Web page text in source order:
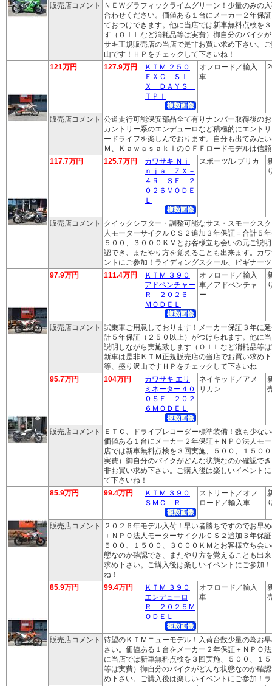
販売店コメント
ＮＥＷグラフィックライムグリーン！少量のみの
合わせください。価値ある１台にメーカー２年保
ておつけできます。他に当店では新車無料点検を
す（ＯＩＬなど消耗品等は実費）御自分のバイク
サキ正規販売店の当店で是非お買い求め下さい。
山です！ＨＰをチェックして下さいね！
121万円
127.9万円
ＫＴＭ ２５０
ＥＸＣ ＳＩ
Ｘ ＤＡＹＳ
ＴＰＩ
オフロード／輸入
車
販売店コメント 公道走行可能保安部品全て有りナンバー取得後の
カントリー系のエンデューロなど積極的にエント
ードライフを楽しんでおります。自分も出てみた
Ｍ、ＫａｗａｓａｋｉのＯＦＦロードモデルは信
117.7万円
125.7万円
カワサキ Ｎｉ
ｎｊａ ＺＸ－
４Ｒ ＳＥ ２
０２６ＭＯＤＥ
Ｌ
スポーツ/レプリカ
販売店コメント
クイックシフター・調整可能なサス・スモークス
人モーターサイクルＣＳ２追加３年保証＝合計５
５００、３０００ＫＭとお客様立ち会いの元ご説
認でき、またやり方を覚えることも出来ます。カ
ントにご参加！ライディングスクール、ビギナー
97.9万円
111.4万円
ＫＴＭ ３９０
アドベンチャー
Ｒ ２０２６
ＭＯＤＥＬ
オフロード／輸入
車／アドベンチャ
ー
販売店コメント 試乗車ご用意しております！メーカー保証３年に
計５年保証（２５０以上）がつけられます。他に
説明しながら実施致します（ＯＩＬなど消耗品等
新車は是非ＫＴＭ正規販売店の当店でお買い求め
等、盛り沢山ですＨＰをチェックして下さいね
95.7万円
104万円
カワサキ エリ
ミネーター４０
０ＳＥ ２０２
６ＭＯＤＥＬ
ネイキッド／アメ
リカン
販売店コメント
ＥＴＣ、ドライブレコーダー標準装備！数も少な
価値ある１台にメーカー２年保証＋ＮＰＯ法人モ
店では新車無料点検を３回実施、５００、１５０
実費）御自分のバイクがどんな状態なのか確認で
非お買い求め下さい。ご購入後は楽しいイベント
て下さいね！
85.9万円
99.4万円
ＫＴＭ ３９０
ＳＭＣ Ｒ
ストリート／オフ
ロード／輸入車
販売店コメント
２０２６年モデル入荷！早い者勝ちですのでお早
＋ＮＰＯ法人モーターサイクルＣＳ２追加３年保
５００、１５００、３０００ＫＭとお客様立ち会
態なのか確認でき、またやり方を覚えることも出
求め下さい。ご購入後は楽しいイベントにご参加
ね！
85.9万円
99.4万円
ＫＴＭ ３９０
エンデューロ
Ｒ ２０２５Ｍ
ＯＤＥＬ
オフロード／輸入
車
販売店コメント 待望のＫＴＭニューモデル！入荷台数少量の為お
さい。価値ある１台をメーカー２年保証＋ＮＰＯ
に当店では新車無料点検を３回実施、５００、１
等は実費）御自分のバイクがどんな状態なのか確
め下さい。ご購入後は楽しいイベントにご参加！